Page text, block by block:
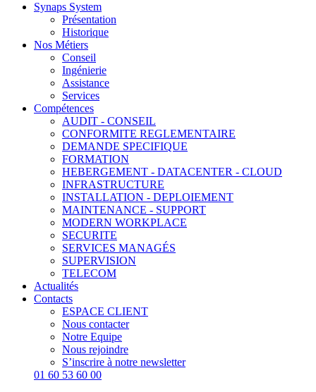
Synaps System
Présentation
Historique
Nos Métiers
Conseil
Ingénierie
Assistance
Services
Compétences
AUDIT - CONSEIL
CONFORMITE REGLEMENTAIRE
DEMANDE SPECIFIQUE
FORMATION
HEBERGEMENT - DATACENTER - CLOUD
INFRASTRUCTURE
INSTALLATION - DEPLOIEMENT
MAINTENANCE - SUPPORT
MODERN WORKPLACE
SECURITE
SERVICES MANAGÉS
SUPERVISION
TELECOM
Actualités
Contacts
ESPACE CLIENT
Nous contacter
Notre Equipe
Nous rejoindre
S’inscrire à notre newsletter
01 60 53 60 00